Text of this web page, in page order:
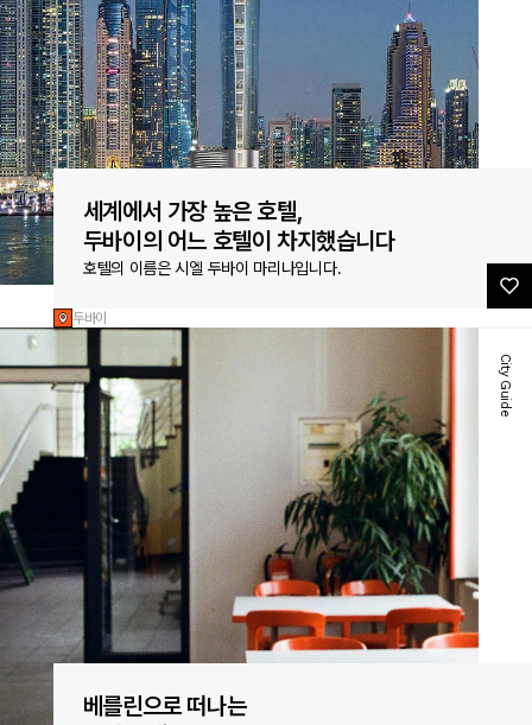
세계에서 가장 높은 호텔,
두바이의 어느 호텔이 차지했습니다
호텔의 이름은 시엘 두바이 마리나입니다.
두바이
City Guide
베를린으로 떠나는